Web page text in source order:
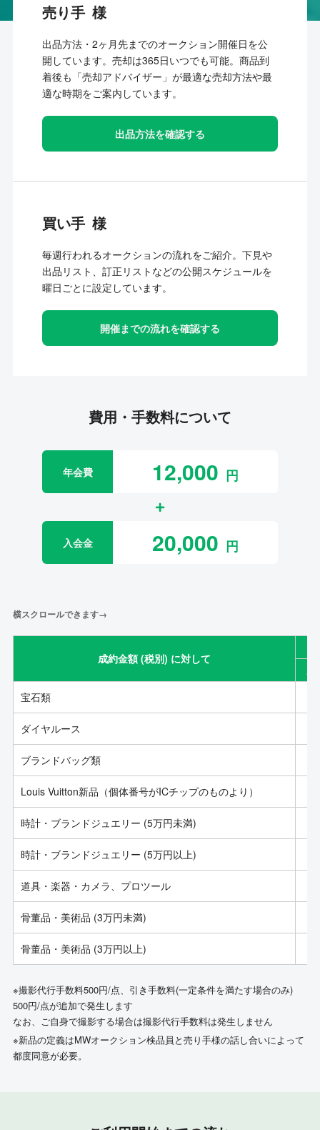
売り手
出品方法・2ヶ月先までのオークション開催日を公
開しています。売却は365日いつでも可能。商品到
着後も「売却アドバイザー」が最適な売却方法や最
適な時期をご案内しています。
出品方法を確認する
買い手
毎週行われるオークションの流れをご紹介。下見や
出品リスト、訂正リストなどの公開スケジュールを
曜日ごとに設定しています。
開催までの流れを確認する
費用・手数料について
年会費 12,000
入会金 20,000
横スクロールできます→
成約金額 (税別) に対して
宝石類
ダイヤルース
ブランドバッグ類
Louis Vuitton新品（個体番号がICチップのものより）
時計・ブランドジュエリー (5万円未満)
時計・ブランドジュエリー (5万円以上)
道具・楽器・カメラ、プロツール
骨董品・美術品 (3万円未満)
骨董品・美術品 (3万円以上)
※撮影代行手数料500円/点、引き手数料(一定条件を満たす場合のみ)
500円/点が追加で発生します
なお、ご自身で撮影する場合は撮影代行手数料は発生しません
※新品の定義はMWオークション検品員と売り手様の話し合いによって
都度同意が必要。